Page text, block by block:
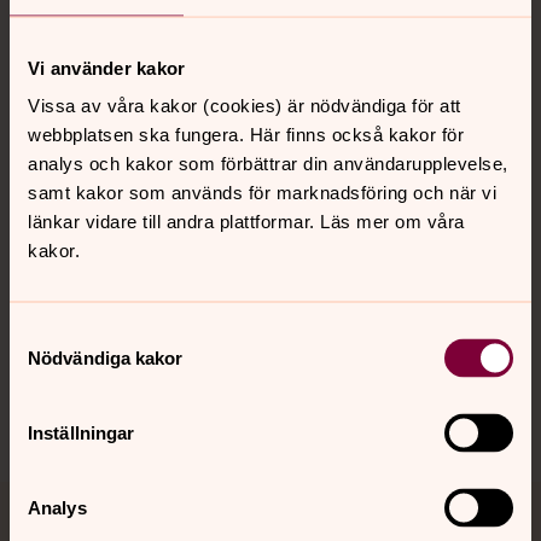
Vi använder kakor
Vissa av våra kakor (cookies) är nödvändiga för att
webbplatsen ska fungera. Här finns också kakor för
analys och kakor som förbättrar din användarupplevelse,
samt kakor som används för marknadsföring och när vi
länkar vidare till andra plattformar. Läs mer om våra
kakor.
Nödvändiga kakor
Inställningar
Analys
Kontakt
Kalender
Hitta snabbt
Sociala kanaler